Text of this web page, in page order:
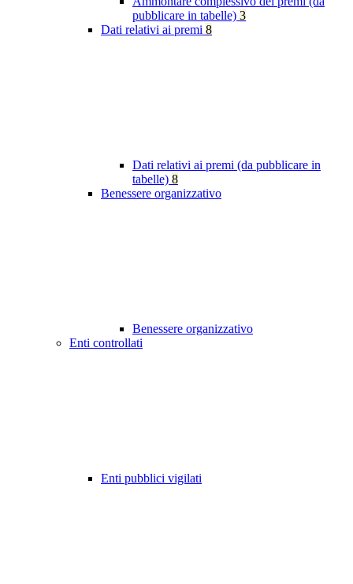
pubblicare in tabelle) 3
Dati relativi ai premi 8
Dati relativi ai premi (da pubblicare in
tabelle) 8
Benessere organizzativo
Benessere organizzativo
Enti controllati
Enti pubblici vigilati